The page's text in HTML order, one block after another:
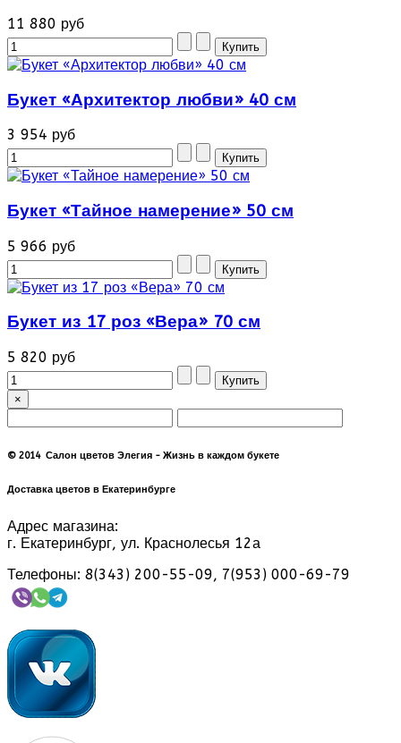
11 880 руб
Букет «Архитектор любви» 40 см
3 954 руб
Букет «Тайное намерение» 50 см
5 966 руб
Букет из 17 роз «Вера» 70 см
5 820 руб
×
© 2014 Салон цветов Элегия - Жизнь в каждом букете
Доставка цветов в Екатеринбурге
Адрес магазина:
г. Екатеринбург, ул. Краснолесья 12а
Телефоны: 8(343) 200-55-09, 7(953) 000-69-79